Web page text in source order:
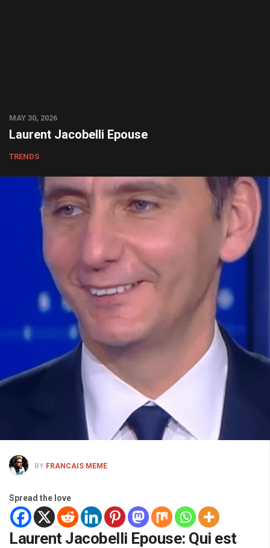
MAY 30, 2026
Laurent Jacobelli Epouse
TRENDS
BY FRANCAIS MEME
Spread the love
Laurent Jacobelli Epouse: Qui est